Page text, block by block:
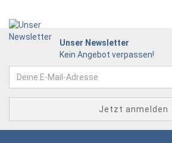
Unser Newsletter
Kein Angebot verpassen!